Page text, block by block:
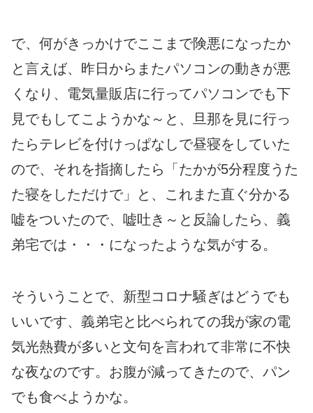
で、何がきっかけでここまで険悪になったか
と言えば、昨日からまたパソコンの動きが悪
くなり、電気量販店に行ってパソコンでも下
見でもしてこようかな～と、旦那を見に行っ
たらテレビを付けっぱなしで昼寝をしていた
ので、それを指摘したら「たかが5分程度うた
た寝をしただけで」と、これまた直ぐ分かる
嘘をついたので、嘘吐き～と反論したら、義
弟宅では・・・になったような気がする。
そういうことで、新型コロナ騒ぎはどうでも
いいです、義弟宅と比べられての我が家の電
気光熱費が多いと文句を言われて非常に不快
な夜なのです。お腹が減ってきたので、パン
でも食べようかな。